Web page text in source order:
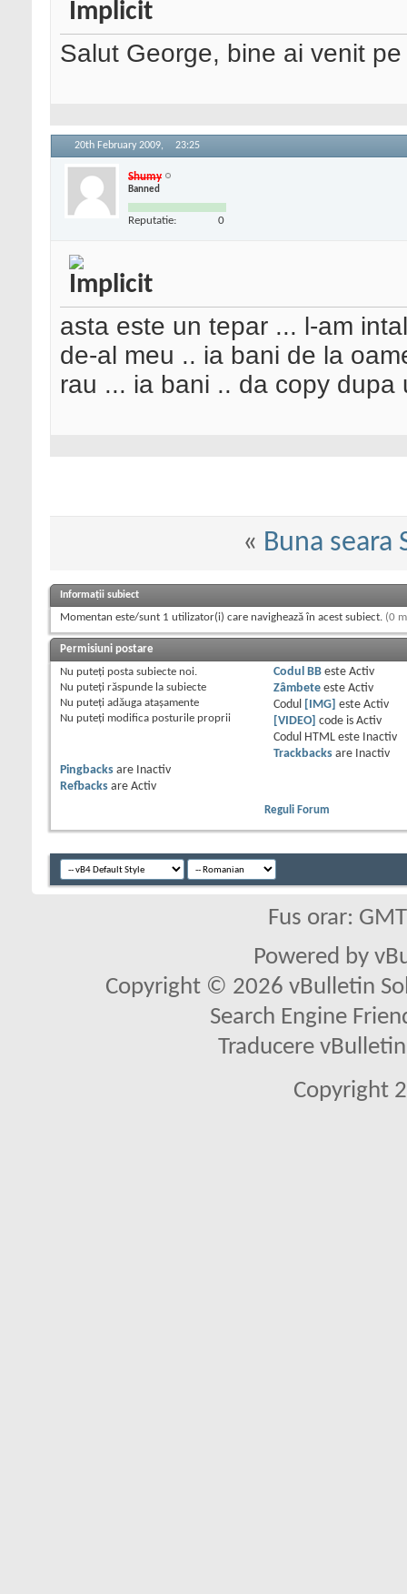
Salut George, bine ai venit
20th February 2009, 23:25
Shumy
Banned
Reputatie: 0
asta este un tepar ... l-am
de-al meu .. ia bani de la
rau ... ia bani .. da copy
« Buna seara
Informații subiect
Momentan este/sunt 1 utilizator(i) care navighează în acest subiect. (0
Permisiuni postare
Nu puteţi posta subiecte noi.
Nu puteţi răspunde la subiecte
Nu puteţi adăuga ataşamente
Nu puteţi modifica posturile proprii
Codul BBeste Activ
Zâmbeteeste Activ
Codul
[IMG] este Activ
[VIDEO] code is Activ
Codul HTML este
Inactiv
Trackbacksare
Inactiv
Pingbacks are
Inactiv
Refbacks are Activ
Reguli Forum
Fus orar:
Powered by
Copyright © 2026 vBulletin
Search Engine
Traducere
Copyright